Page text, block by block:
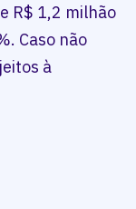
R$ 1,2 milhão
Caso não
à